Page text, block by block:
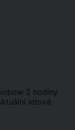
2 hodiny
letové